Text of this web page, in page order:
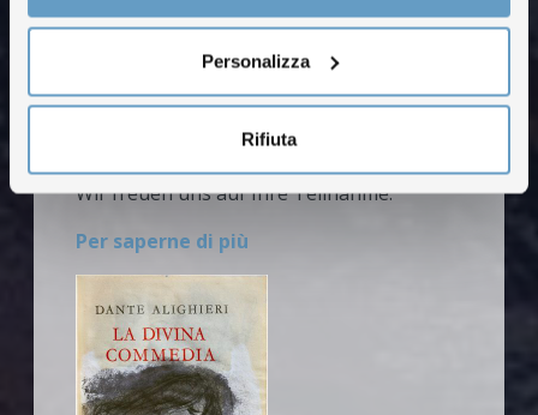
Personalizza
Rifiuta
Im Centro zu Öffnungszeiten
im Centro Comensoli, Heinrichstrasse
267/10,
Wir freuen uns auf Ihre Teilnahme.
Per saperne di più